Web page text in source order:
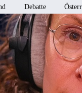
Debatte